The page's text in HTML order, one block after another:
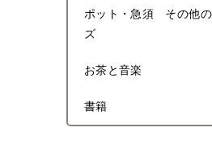
ポット・急須 その他の
ズ
お茶と音楽
書籍